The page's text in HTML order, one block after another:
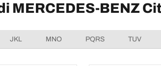
MERCEDES-BENZ
JKL MNO PQRS TUV